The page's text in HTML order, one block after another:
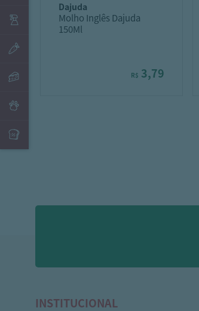
dajuda
Molho Inglês Dajuda
150Ml
R$ 3,79
INSTITUCIONAL